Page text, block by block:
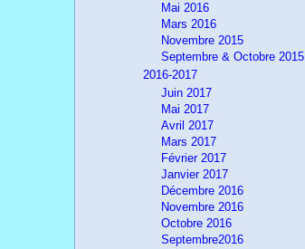
Mai 2016
Mars 2016
Novembre 2015
Septembre & Octobre 2015
2016-2017
Juin 2017
Mai 2017
Avril 2017
Mars 2017
Février 2017
Janvier 2017
Décembre 2016
Novembre 2016
Octobre 2016
Septembre2016